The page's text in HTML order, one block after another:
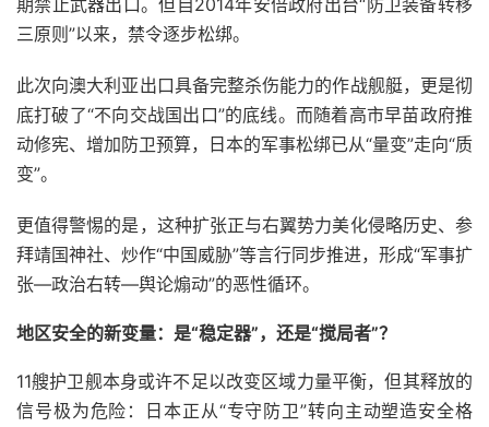
三原则”以来，禁令逐步松绑。
此次向澳大利亚出口具备完整杀伤能力的作战舰艇，更是彻
底打破了“不向交战国出口”的底线。而随着高市早苗政府推
动修宪、增加防卫预算，日本的军事松绑已从“量变”走向“质
变”。
更值得警惕的是，这种扩张正与右翼势力美化侵略历史、参
拜靖国神社、炒作“中国威胁”等言行同步推进，形成“军事扩
张—政治右转—舆论煽动”的恶性循环。
地区安全的新变量：是“稳定器”，还是“搅局者”？
11艘护卫舰本身或许不足以改变区域力量平衡，但其释放的
信号极为危险：日本正从“专守防卫”转向主动塑造安全格